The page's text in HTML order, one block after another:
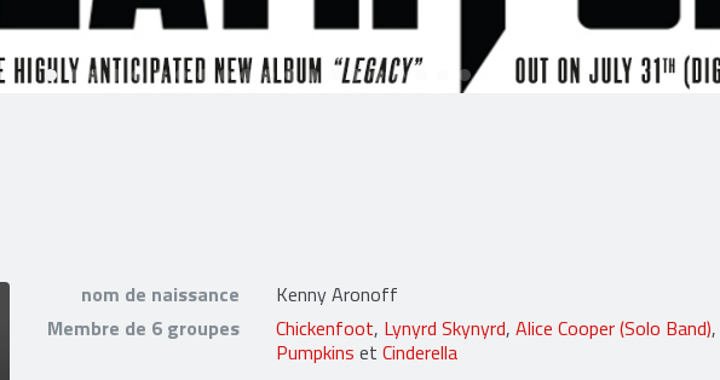
nom de naissance
Kenny Aronoff
Membre de 6 groupes
Chickenfoot, Lynyrd Skynyrd, Alice Cooper (Solo Band),
Pumpkins et Cinderella